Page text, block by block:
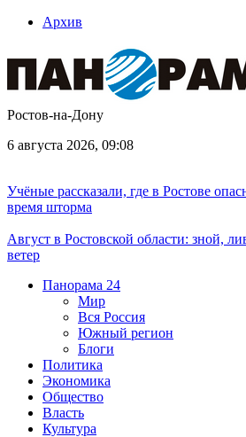
Архив
Ростов-на-Дону
6 августа 2026, 09:08
Учёные рассказали, где в Ростове
время шторма
Август в Ростовской области: зной,
ветер
Панорама 24
Мир
Вся Россия
Южный регион
Блоги
Политика
Экономика
Общество
Власть
Культура